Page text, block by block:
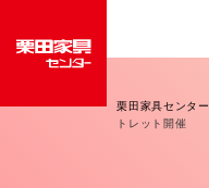
栗田家具センター
トレット開催